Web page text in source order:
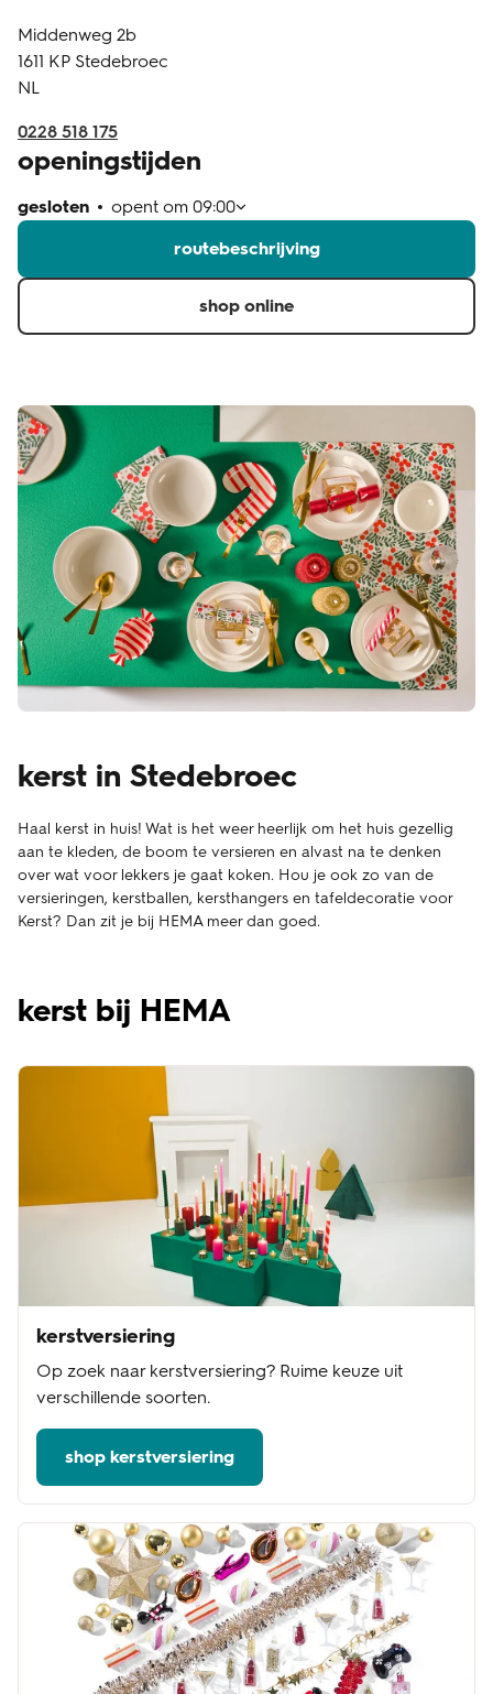
klantenservice
Middenweg 2b
1611 KP Stedebroec
NL
0228 518 175
openingstijden
gesloten opent om 09:00
routebeschrijving
shop online
kerst in Stedebroec
Haal kerst in huis! Wat is het weer heerlijk om het huis gezellig
aan te kleden, de boom te versieren en alvast na te denken
over wat voor lekkers je gaat koken. Hou je ook zo van de
versieringen, kerstballen, kersthangers en tafeldecoratie voor
Kerst? Dan zit je bij HEMA meer dan goed.
kerst bij HEMA
kerstversiering
Op zoek naar kerstversiering? Ruime keuze uit
verschillende soorten.
shop kerstversiering